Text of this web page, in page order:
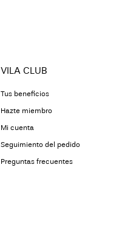
VILA CLUB
Tus beneficios
Hazte miembro
Mi cuenta
Seguimiento del pedido
Preguntas frecuentes